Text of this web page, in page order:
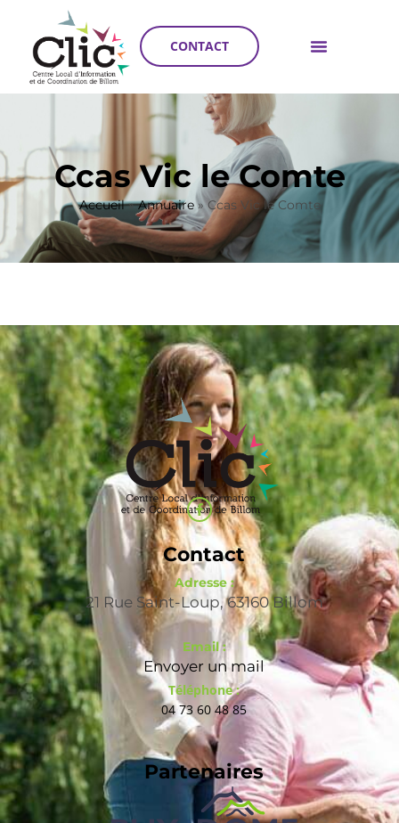
CONTACT
Ccas Vic le Comte
Accueil»Annuaire»Ccas Vic le Comte
Contact
Adresse :
21 Rue Saint-Loup, 63160 Billom
Email :
Envoyer un mail
Téléphone :
04 73 60 48 85
Partenaires